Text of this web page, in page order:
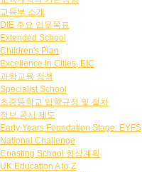
교육부 소개
DfE 주요 업무목표
Extended School
Children's Plan
Excellence In Cities, EIC
과학교육 정책
Specialist School
초중등학교 입학규정 및 절차
정보 공시 제도
Early Years Foundation Stage: EYFS
National Challenge
Coasting School 향상계획
UK Education A to Z